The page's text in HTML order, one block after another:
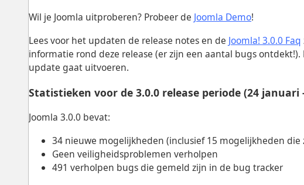
Wil je Joomla uitproberen? Probeer de Joomla Demo!
Lees voor het updaten de release notes en de Joomla! 3.0.0 Faq
informatie rond deze release (er zijn een aantal bugs
update gaat uitvoeren.
Statistieken voor de 3.0.0 release periode (24 januari
Joomla 3.0.0 bevat:
34 nieuwe mogelijkheden (inclusief 15 mogelijkheden die
Geen veiligheidsproblemen verholpen
491 verholpen bugs die gemeld zijn in de bug tracker